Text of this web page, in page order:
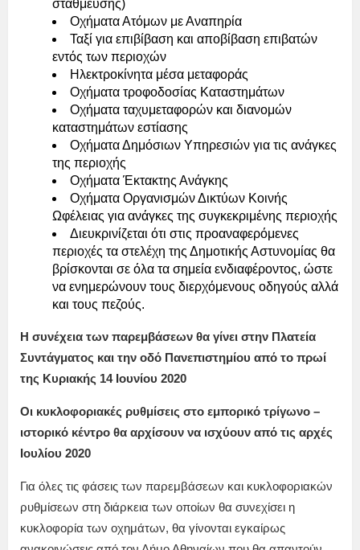
στάθμευσης)
Οχήματα Ατόμων με Αναπηρία
Ταξί για επιβίβαση και αποβίβαση επιβατών
εντός των περιοχών
Ηλεκτροκίνητα μέσα μεταφοράς
Οχήματα τροφοδοσίας Καταστημάτων
Οχήματα ταχυμεταφορών και διανομών
καταστημάτων εστίασης
Οχήματα Δημόσιων Υπηρεσιών για τις ανάγκες
της περιοχής
Οχήματα Έκτακτης Ανάγκης
Οχήματα Οργανισμών Δικτύων Κοινής
Ωφέλειας για ανάγκες της συγκεκριμένης περιοχής
Διευκρινίζεται ότι στις προαναφερόμενες
περιοχές τα στελέχη της Δημοτικής Αστυνομίας θα
βρίσκονται σε όλα τα σημεία ενδιαφέροντος, ώστε
να ενημερώνουν τους διερχόμενους οδηγούς αλλά
και τους πεζούς.
Η συνέχεια των παρεμβάσεων θα γίνει στην Πλατεία
Συντάγματος και την οδό Πανεπιστημίου από το πρωί
της Κυριακής 14 Ιουνίου 2020
Οι κυκλοφοριακές ρυθμίσεις στο εμπορικό τρίγωνο –
ιστορικό κέντρο θα αρχίσουν να ισχύουν από τις αρχές
Ιουλίου 2020
Για όλες τις φάσεις των παρεμβάσεων και κυκλοφοριακών
ρυθμίσεων στη διάρκεια των οποίων θα συνεχίσει η
κυκλοφορία των οχημάτων, θα γίνονται εγκαίρως